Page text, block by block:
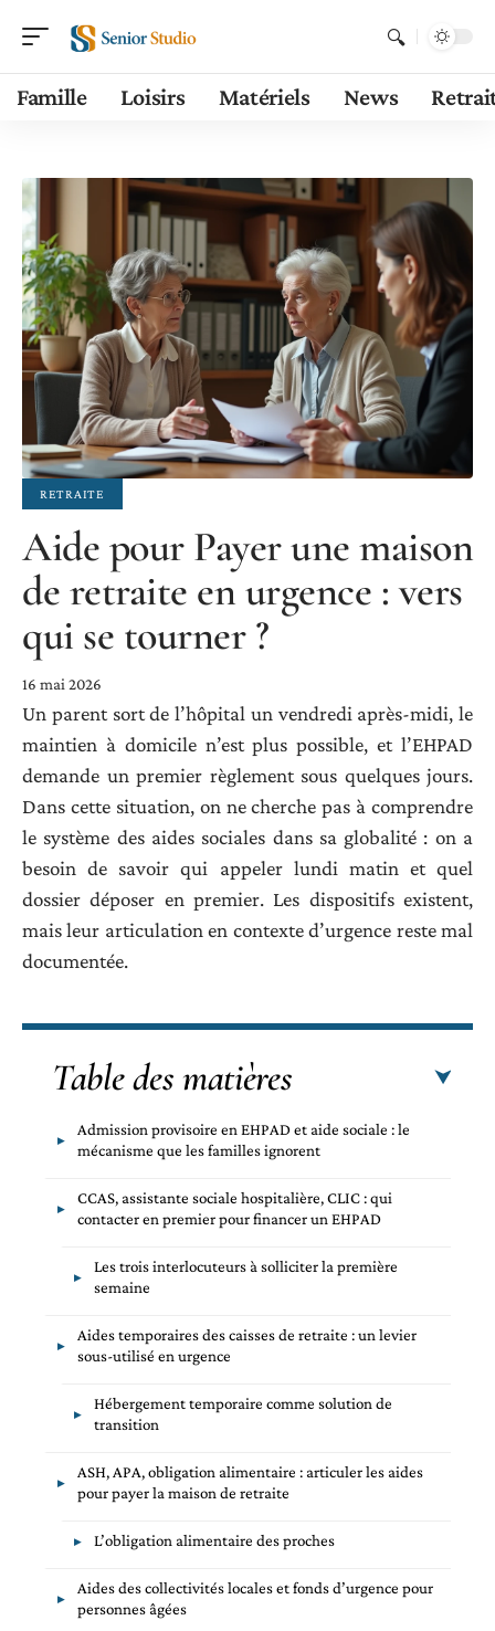
Famille Loisirs Matériels News
RETRAITE
Aide pour Payer une maison
de retraite en urgence : vers
qui se tourner ?
16 mai 2026
Un parent sort de l’hôpital un vendredi après-midi, le
maintien à domicile n’est plus possible, et l’EHPAD
demande un premier règlement sous quelques jours.
Dans cette situation, on ne cherche pas à comprendre
le système des aides sociales dans sa globalité : on a
besoin de savoir qui appeler lundi matin et quel
dossier déposer en premier. Les dispositifs existent,
mais leur articulation en contexte d’urgence reste mal
documentée.
Table des matières
Admission provisoire en EHPAD et aide sociale : le
mécanisme que les familles ignorent
CCAS, assistante sociale hospitalière, CLIC : qui
contacter en premier pour financer un EHPAD
Les trois interlocuteurs à solliciter la première
semaine
Aides temporaires des caisses de retraite : un levier
sous-utilisé en urgence
Hébergement temporaire comme solution de
transition
ASH, APA, obligation alimentaire : articuler les aides
pour payer la maison de retraite
L’obligation alimentaire des proches
Aides des collectivités locales et fonds d’urgence pour
personnes âgées